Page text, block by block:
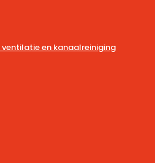
en kanaalreiniging